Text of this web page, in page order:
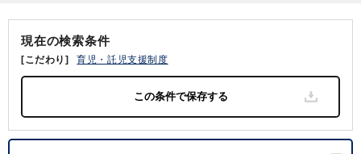
現在の検索条件
[こだわり] 育児・託児支援制度